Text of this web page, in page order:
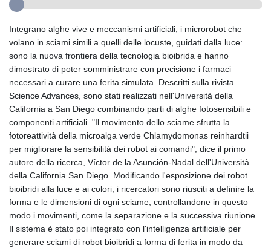
Integrano alghe vive e meccanismi artificiali, i microrobot che
volano in sciami simili a quelli delle locuste, guidati dalla luce:
sono la nuova frontiera della tecnologia bioibrida e hanno
dimostrato di poter somministrare con precisione i farmaci
necessari a curare una ferita simulata. Descritti sulla rivista
Science Advances, sono stati realizzati nell'Università della
California a San Diego combinando parti di alghe fotosensibili e
componenti artificiali. "Il movimento dello sciame sfrutta la
fotoreattività della microalga verde Chlamydomonas reinhardtii
per migliorare la sensibilità dei robot ai comandi", dice il primo
autore della ricerca, Víctor de la Asunción-Nadal dell'Università
della California San Diego. Modificando l'esposizione dei robot
bioibridi alla luce e ai colori, i ricercatori sono riusciti a definire la
forma e le dimensioni di ogni sciame, controllandone in questo
modo i movimenti, come la separazione e la successiva riunione.
Il sistema è stato poi integrato con l'intelligenza artificiale per
generare sciami di robot bioibridi a forma di ferita in modo da